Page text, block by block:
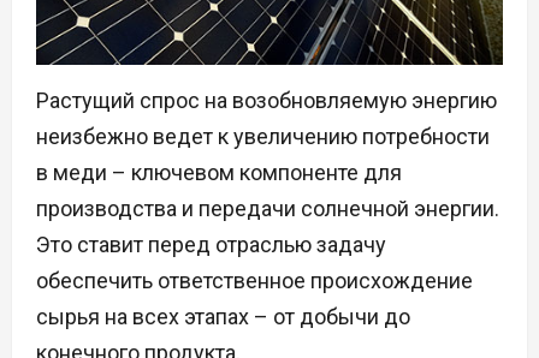
Растущий спрос на возобновляемую энергию
неизбежно ведет к увеличению потребности
в меди – ключевом компоненте для
производства и передачи солнечной энергии.
Это ставит перед отраслью задачу
обеспечить ответственное происхождение
сырья на всех этапах – от добычи до